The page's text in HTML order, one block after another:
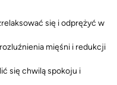
się i odprężyć w
mięśni i redukcji
się chwilą spokoju i